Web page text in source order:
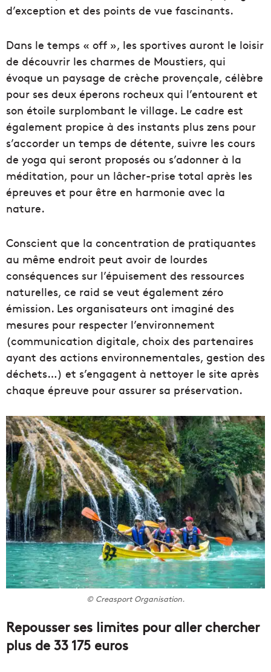
d’exception et des points de vue fascinants.
Dans le temps « off », les sportives auront le loisir
de découvrir les charmes de Moustiers, qui
évoque un paysage de crèche provençale, célèbre
pour ses deux éperons rocheux qui l’entourent et
son étoile surplombant le village. Le cadre est
également propice à des instants plus zens pour
s’accorder un temps de détente, suivre les cours
de yoga qui seront proposés ou s’adonner à la
méditation, pour un lâcher-prise total après les
épreuves et pour être en harmonie avec la
nature.
Conscient que la concentration de pratiquantes
au même endroit peut avoir de lourdes
conséquences sur l’épuisement des ressources
naturelles, ce raid se veut également zéro
émission. Les organisateurs ont imaginé des
mesures pour respecter l’environnement
(communication digitale, choix des partenaires
ayant des actions environnementales, gestion des
déchets…) et s’engagent à nettoyer le site après
chaque épreuve pour assurer sa préservation.
© Creasport Organisation.
Repousser ses limites pour aller chercher
plus de 33 175 euros